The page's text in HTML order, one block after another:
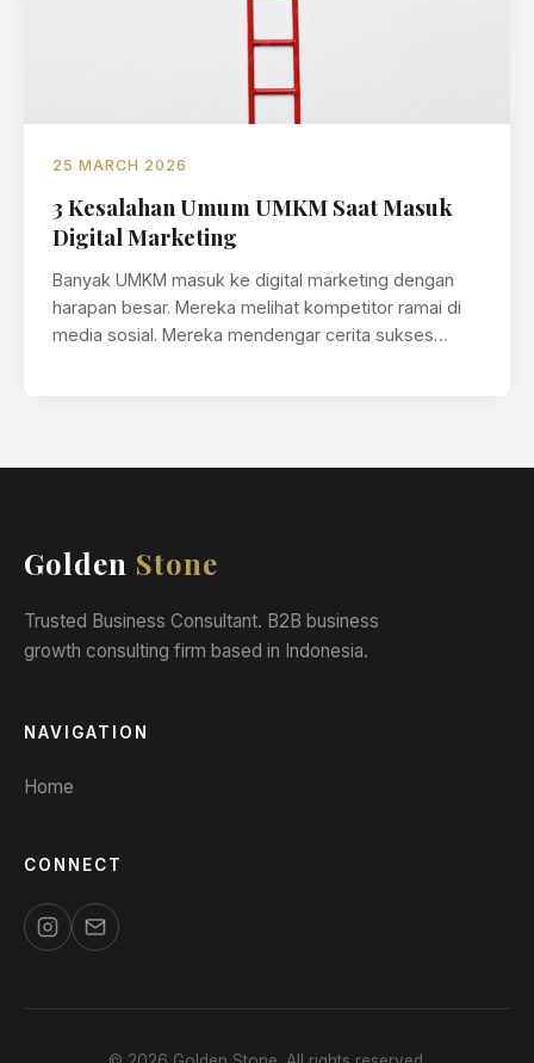
25 MARCH 2026
3 Kesalahan Umum UMKM Saat Masuk
Digital Marketing
Banyak UMKM masuk ke digital marketing dengan
harapan besar. Mereka melihat kompetitor ramai di
media sosial. Mereka mendengar cerita sukses…
Golden Stone
Trusted Business Consultant. B2B business
growth consulting firm based in Indonesia.
NAVIGATION
Home
CONNECT